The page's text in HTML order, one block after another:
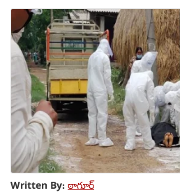
Written By: ఠాగూర్